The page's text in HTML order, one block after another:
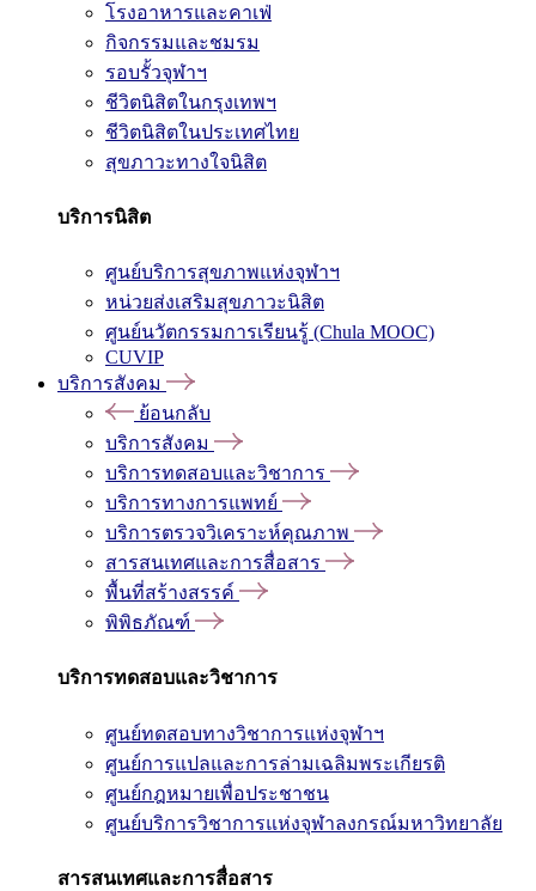
โรงอาหารและคาเฟ่
กิจกรรมและชมรม
รอบรั้วจุฬาฯ
ชีวิตนิสิตในกรุงเทพฯ
ชีวิตนิสิตในประเทศไทย
สุขภาวะทางใจนิสิต
บริการนิสิต
ศูนย์บริการสุขภาพแห่งจุฬาฯ
หน่วยส่งเสริมสุขภาวะนิสิต
ศูนย์นวัตกรรมการเรียนรู้ (Chula MOOC)
CUVIP
บริการสังคม
ย้อนกลับ
บริการสังคม
บริการทดสอบและวิชาการ
บริการทางการแพทย์
บริการตรวจวิเคราะห์คุณภาพ
สารสนเทศและการสื่อสาร
พื้นที่สร้างสรรค์
พิพิธภัณฑ์
บริการทดสอบและวิชาการ
ศูนย์ทดสอบทางวิชาการแห่งจุฬาฯ
ศูนย์การแปลและการล่ามเฉลิมพระเกียรติ
ศูนย์กฎหมายเพื่อประชาชน
ศูนย์บริการวิชาการแห่งจุฬาลงกรณ์มหาวิทยาลัย
สารสนเทศและการสื่อสาร